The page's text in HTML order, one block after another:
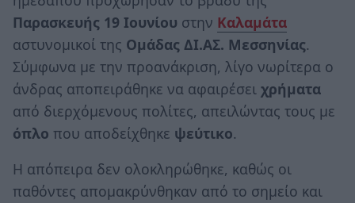
Παρασκευής 19 Ιουνίου στην Καλαμάτα
αστυνομικοί της Ομάδας ΔΙ.ΑΣ. Μεσσηνίας.
Σύμφωνα με την προανάκριση, λίγο νωρίτερα ο
άνδρας αποπειράθηκε να αφαιρέσει χρήματα
από διερχόμενους πολίτες, απειλώντας τους με
όπλο που αποδείχθηκε ψεύτικο.
Η απόπειρα δεν ολοκληρώθηκε, καθώς οι
παθόντες απομακρύνθηκαν από το σημείο και